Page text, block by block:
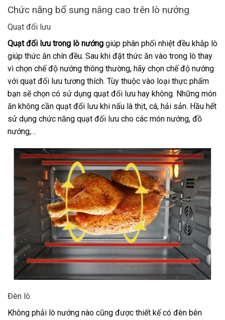
Chức năng bổ sung nâng cao trên lò nướng
Quạt đối lưu
Quạt đối lưu trong lò nướng giúp phân phối nhiệt đều khắp lò
giúp thức ăn chín đều. Sau khi đặt thức ăn vào trong lò thay
vì chọn chế độ nướng thông thường, hãy chọn chế độ nướng
với quạt đối lưu tương thích. Tùy thuộc vào loại thực phẩm
bạn sẽ chọn có sử dụng quạt đối lưu hay không. Những món
ăn không cần quạt đối lưu khi nấu là thịt, cá, hải sản. Hầu hết
sử dụng chức năng quạt đối lưu cho các món nướng, đồ
nướng,…
Đèn lò
Không phải lò nướng nào cũng được thiết kế có đèn bên